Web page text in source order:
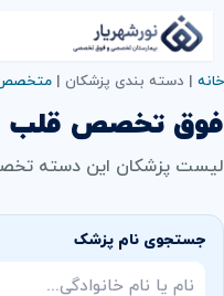
خانه | دسته بندی پزشکان | متخصص
فوق تخصص قلب
لیست پزشکان این دسته
جستجوی نام پزشک